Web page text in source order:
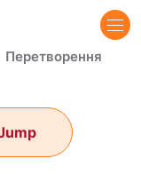
Перетворення